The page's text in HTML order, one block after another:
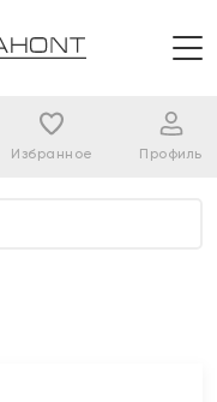
Избранное Профиль